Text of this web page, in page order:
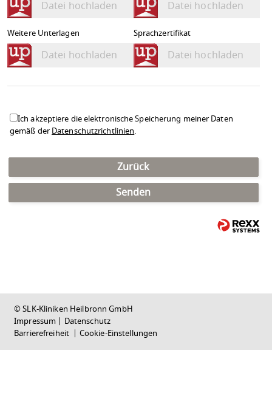
Datei hochladen Datei hochladen
Weitere Unterlagen
Datei hochladen
Sprachzertifikat
Datei hochladen
Ich akzeptiere die elektronische Speicherung meiner Daten
gemäß derDatenschutzrichtlinien.
Zurück
Senden
© SLK-Kliniken Heilbronn GmbH
Impressum | Datenschutz
Barrierefreiheit | Cookie-Einstellungen